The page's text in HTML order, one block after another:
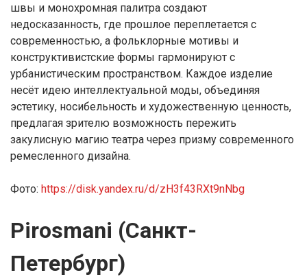
швы и монохромная палитра создают
недосказанность, где прошлое переплетается с
современностью, а фольклорные мотивы и
конструктивистские формы гармонируют с
урбанистическим пространством. Каждое изделие
несёт идею интеллектуальной моды, объединяя
эстетику, носибельность и художественную ценность,
предлагая зрителю возможность пережить
закулисную магию театра через призму современного
ремесленного дизайна.
Фото: https://disk.yandex.ru/d/zH3f43RXt9nNbg
Pirosmani (Санкт-
Петербург)